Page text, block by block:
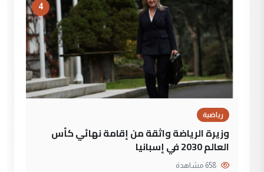
4
رياضية
وزيرة الرياضة واثقة من إقامة نهائي كأس
العالم 2030 في إسبانيا